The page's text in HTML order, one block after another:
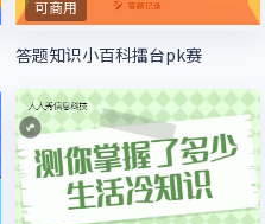
可商用
答题知识小百科擂台pk赛